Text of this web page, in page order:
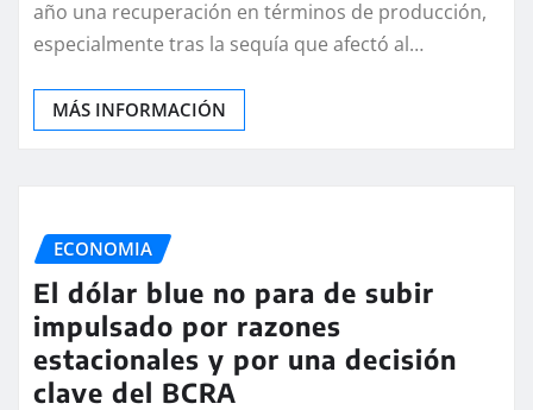
año una recuperación en términos de producción,
especialmente tras la sequía que afectó al…
MÁS INFORMACIÓN
ECONOMIA
El dólar blue no para de subir
impulsado por razones
estacionales y por una decisión
clave del BCRA